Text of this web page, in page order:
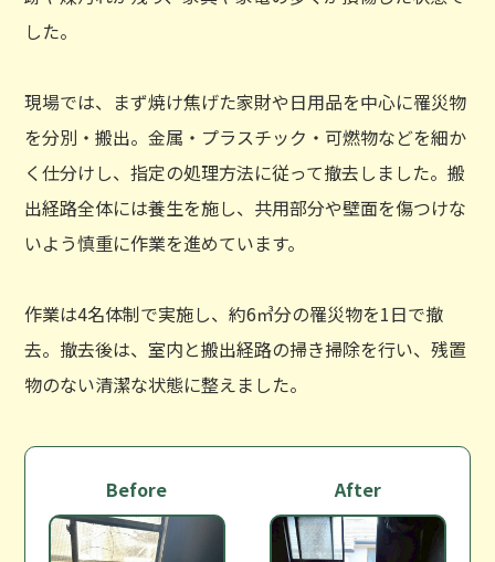
した。
現場では、まず焼け焦げた家財や日用品を中心に罹災物
を分別・搬出。金属・プラスチック・可燃物などを細か
く仕分けし、指定の処理方法に従って撤去しました。搬
出経路全体には養生を施し、共用部分や壁面を傷つけな
いよう慎重に作業を進めています。
作業は4名体制で実施し、約6㎥分の罹災物を1日で撤
去。撤去後は、室内と搬出経路の掃き掃除を行い、残置
物のない清潔な状態に整えました。
Before After